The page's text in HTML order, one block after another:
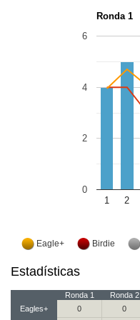
Ronda 1
1 2
0
2
4
6
Eagle+ Birdie
Estadísticas
Ronda 1 Ronda 2
Eagles+
0 0